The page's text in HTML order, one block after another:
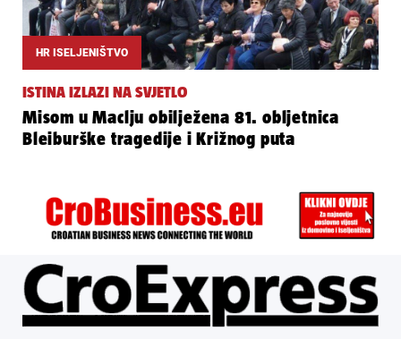
HR ISELJENIŠTVO
ISTINA IZLAZI NA SVJETLO
Misom u Maclju obilježena 81. obljetnica
Bleiburške tragedije i Križnog puta
ÜBER UNS